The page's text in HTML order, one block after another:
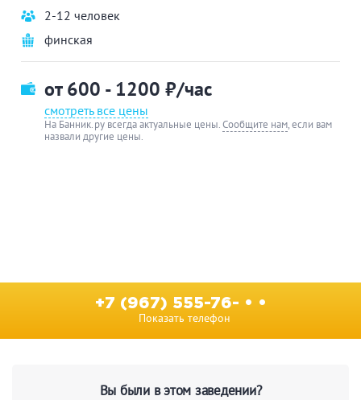
2-12 человек
финская
от 600 - 1200 ₽/час
смотреть все цены
На Банник.ру всегда актуальные цены.Сообщите нам, если вам
назвали другие цены.
+7 (967) 555-76- • •
Показать телефон
Вы были в этом заведении?